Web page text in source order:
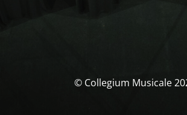
© Collegium Musicale